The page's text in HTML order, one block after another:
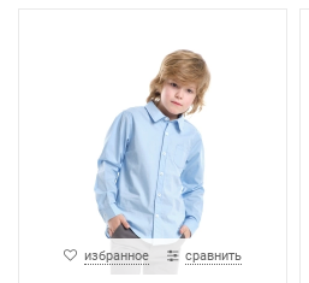
избранное сравнить